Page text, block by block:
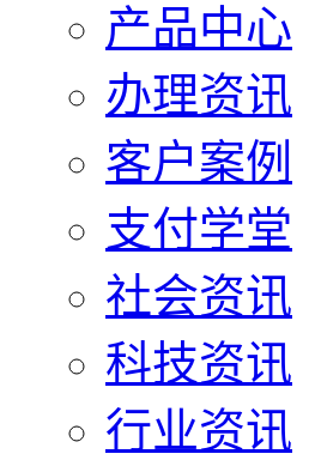
产品中心
办理资讯
客户案例
支付学堂
社会资讯
科技资讯
行业资讯